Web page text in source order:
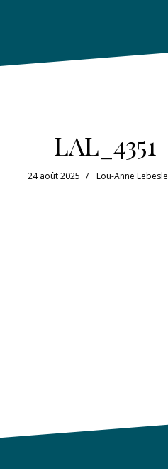
LAL_4351
24 août 2025 Lou-Anne Lebesle